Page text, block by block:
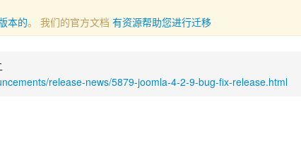
本的。 我们的官方文档 有资源帮助您进行迁移
release-news/5879-joomla-4-2-9-bug-fix-release.html